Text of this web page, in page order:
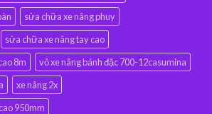
sửa chữa xe nâng phuy
sửa chữa xe nâng tay cao
8m
vỏ xe nâng bánh đặc 700-12casumina
xe nâng 2x
950mm